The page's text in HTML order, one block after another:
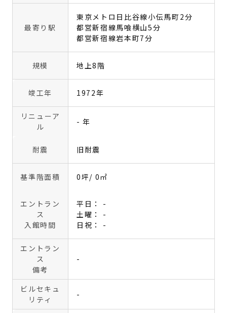
最寄り駅
東京メトロ日比谷線小伝馬町2分
都営新宿線馬喰横山5分
都営新宿線岩本町7分
規模 地上8階
竣工年 1972年
リニューア
ル
- 年
耐震 旧耐震
基準階面積 0坪/ 0㎡
エントラン
ス
入館時間
平日： -
土曜： -
日祝： -
エントラン
ス
備考
-
ビルセキュ
リティ
-